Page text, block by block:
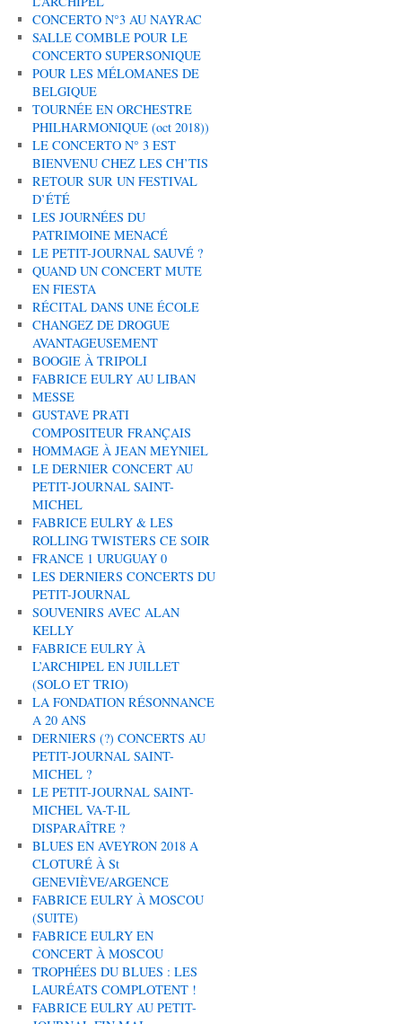
CONCERTO N°3 AU NAYRAC
SALLE COMBLE POUR LE
CONCERTO SUPERSONIQUE
POUR LES MÉLOMANES DE
BELGIQUE
TOURNÉE EN ORCHESTRE
PHILHARMONIQUE (oct 2018))
LE CONCERTO N° 3 EST
BIENVENU CHEZ LES CH’TIS
RETOUR SUR UN FESTIVAL
D’ÉTÉ
LES JOURNÉES DU
PATRIMOINE MENACÉ
LE PETIT-JOURNAL SAUVÉ ?
QUAND UN CONCERT MUTE
EN FIESTA
RÉCITAL DANS UNE ÉCOLE
CHANGEZ DE DROGUE
AVANTAGEUSEMENT
BOOGIE À TRIPOLI
FABRICE EULRY AU LIBAN
MESSE
GUSTAVE PRATI
COMPOSITEUR FRANÇAIS
HOMMAGE À JEAN MEYNIEL
LE DERNIER CONCERT AU
PETIT-JOURNAL SAINT-
MICHEL
FABRICE EULRY & LES
ROLLING TWISTERS CE SOIR
FRANCE 1 URUGUAY 0
LES DERNIERS CONCERTS DU
PETIT-JOURNAL
SOUVENIRS AVEC ALAN
KELLY
FABRICE EULRY À
L’ARCHIPEL EN JUILLET
(SOLO ET TRIO)
LA FONDATION RÉSONNANCE
A 20 ANS
DERNIERS (?) CONCERTS AU
PETIT-JOURNAL SAINT-
MICHEL ?
LE PETIT-JOURNAL SAINT-
MICHEL VA-T-IL
DISPARAÎTRE ?
BLUES EN AVEYRON 2018 A
CLOTURÉ À St
GENEVIÈVE/ARGENCE
FABRICE EULRY À MOSCOU
(SUITE)
FABRICE EULRY EN
CONCERT À MOSCOU
TROPHÉES DU BLUES : LES
LAURÉATS COMPLOTENT !
FABRICE EULRY AU PETIT-